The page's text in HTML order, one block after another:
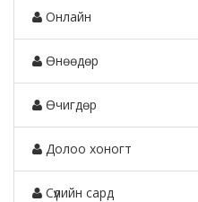
Онлайн
Өнөөдөр
Өчигдөр
Долоо хоногт
Сүүлийн сард